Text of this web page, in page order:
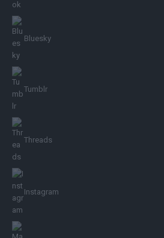
Bluesky
Tumblr
Threads
Instagram